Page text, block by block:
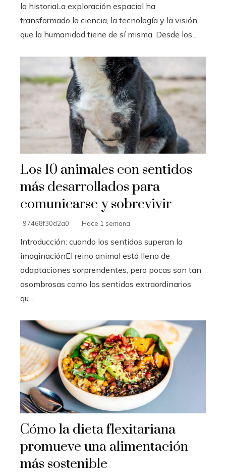
la historiaLa exploración espacial ha
transformado la ciencia, la tecnología y la visión
que la humanidad tiene de sí misma. Desde los...
Los 10 animales con sentidos
más desarrollados para
comunicarse y sobrevivir
97468f30d2a0 Hace 1 semana
Introducción: cuando los sentidos superan la
imaginaciónEl reino animal está lleno de
adaptaciones sorprendentes, pero pocas son tan
asombrosas como los sentidos extraordinarios
qu...
Cómo la dieta flexitariana
promueve una alimentación
más sostenible